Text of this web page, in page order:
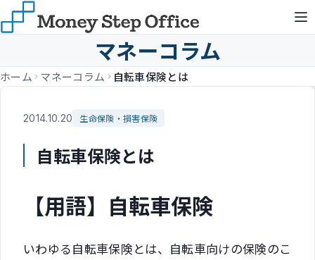
マネーコラム
ホーム マネーコラム 自転車保険とは
2014.10.20 生命保険・損害保険
自転車保険とは
【用語】自転車保険
いわゆる自転車保険とは、自転車向けの保険のこ